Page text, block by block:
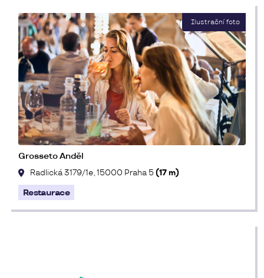
Grosseto Anděl
Radlická 3179/1e, 15000 Praha 5(17 m)
Restaurace